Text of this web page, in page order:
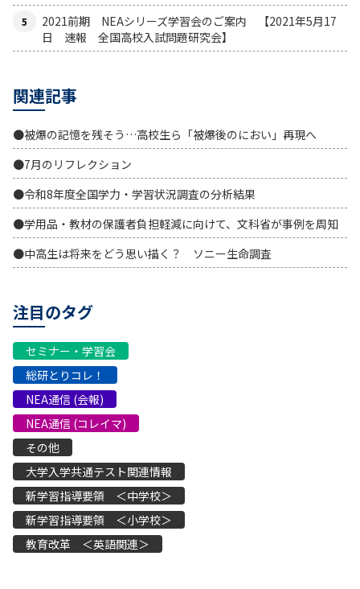
2021前期 NEAシリーズ学習会のご案内 【2021年5月17
日 速報 全国高校入試問題研究会】
関連記事
●被爆の記憶を残そう…高校生ら「被爆後のにおい」再現へ
●7月のリフレクション
●令和8年度全国学力・学習状況調査の分析結果
●学用品・教材の保護者負担軽減に向けて、文科省が事例を周知
●中高生は将来をどう思い描く？ ソニー生命調査
注目のタグ
セミナー・学習会
総研とりコレ！
NEA通信 (会報)
NEA通信 (コレイマ)
その他
大学入学共通テスト関連情報
新学習指導要領 ＜中学校＞
新学習指導要領 ＜小学校＞
教育改革 ＜英語関連＞